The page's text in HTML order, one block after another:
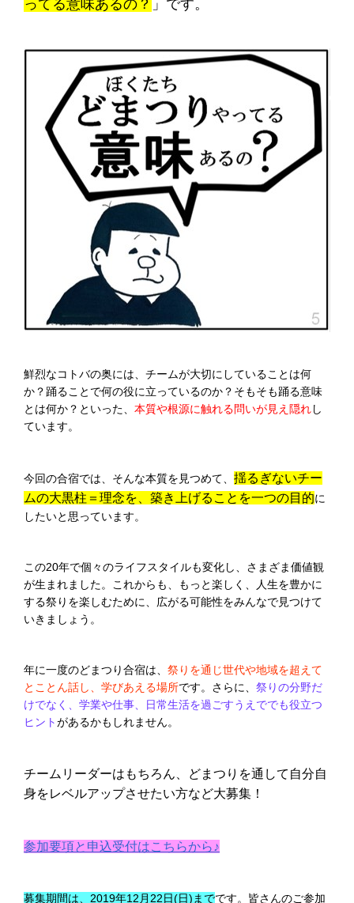
ってる意味あるの？ 」です。
鮮烈なコトバの奥には、チームが大切にしていることは何
か？踊ることで何の役に立っているのか？そもそも踊る意味
とは何か？といった、 本質や根源に触れる問いが見え隠れし
ています。
今回の合宿では、そんな本質を見つめて、 揺るぎないチー
ムの大黒柱＝理念を、築き上げることを一つの目的に
したいと思っています。
この20年で個々のライフスタイルも変化し、さまざま価値観
が生まれました。これからも、もっと楽しく、人生を豊かに
する祭りを楽しむために、広がる可能性をみんなで見つけて
いきましょう。
年に一度のどまつり合宿は、 祭りを通じ世代や地域を超えて
とことん話し、学びあえる場所です。さらに、 祭りの分野だ
けでなく、学業や仕事、日常生活を過ごすうえででも役立つ
ヒントがあるかもしれません。
チームリーダーはもちろん、どまつりを通して自分自
身をレベルアップさせたい方など大募集！
参加要項と申込受付はこちらから♪
募集期間は、2019年12月22日(日)までです。皆さんのご参加